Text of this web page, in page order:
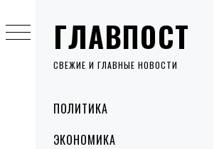
ГЛАВПОСТ
СВЕЖИЕ И ГЛАВНЫЕ НОВОСТИ
MenuПОЛИТИКА
ЭКОНОМИКА
to
content